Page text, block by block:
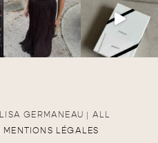
GERMANEAU | ALL
MENTIONS LÉGALES